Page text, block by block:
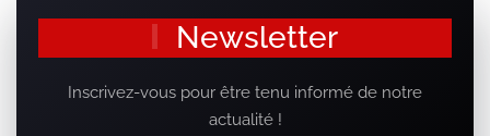
Newsletter
Inscrivez-vous pour être tenu informé de notre
actualité !